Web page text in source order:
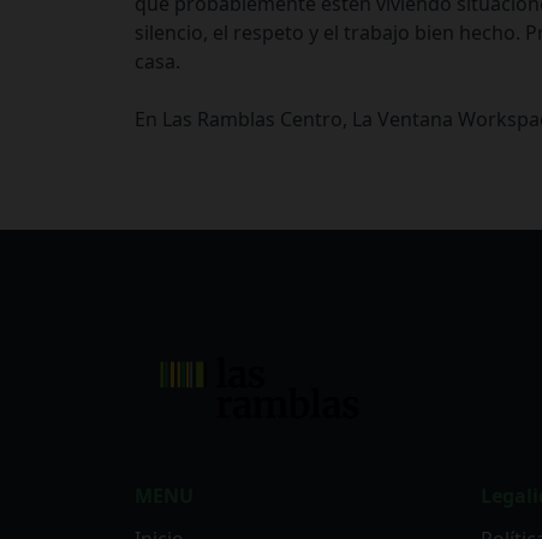
silencio, el respeto y el trabajo bien hecho.
casa.
En Las Ramblas Centro, La Ventana